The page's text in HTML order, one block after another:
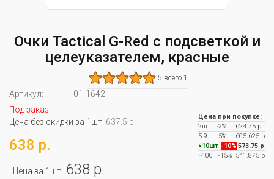
Очки Tactical G-Red с подсветкой и
целеуказателем, красные
5 всего 1
Артикул:
01-1642
Под заказ
Цена без скидки за 1шт: 637.5 р.
638 р.
Цена за 1шт: 638 р.
Цена при покупке:
2шт
-2%
624.75 р
5-9
-5%
605.625 р
>10шт -10% 573.75 р
>100
-15% 541.875 р